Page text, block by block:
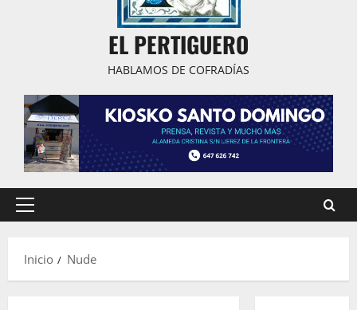
EL PERTIGUERO
HABLAMOS DE COFRADÍAS
Menú
Inicio
Nude